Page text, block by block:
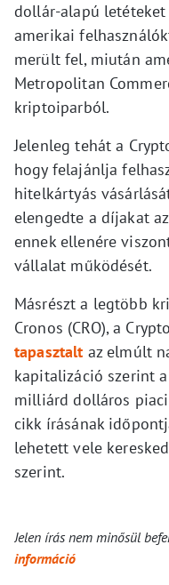
dollár-alapú
amerikai
merült fel, miután
Metropolitan
kriptoiparból.
Jelenleg tehát a
hogy felajánlja
hitelkártyás
elengedte a díjakat
ennek ellenére
vállalat működését.
Másrészt a legtöbb
Cronos (CRO), a
tapasztalt az elmúlt
kapitalizáció szerint
milliárd dolláros
cikk írásának
lehetett vele
szerint.
Jelen írás nem minősül
információ